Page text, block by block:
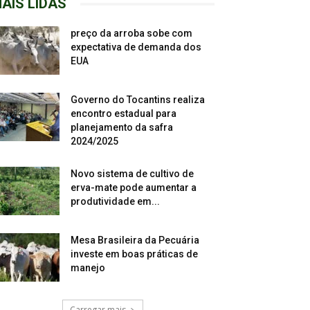
LIDAS
preço da arroba sobe com
expectativa de demanda dos
EUA
Governo do Tocantins realiza
encontro estadual para
planejamento da safra
2024/2025
Novo sistema de cultivo de
erva-mate pode aumentar a
produtividade em...
Mesa Brasileira da Pecuária
investe em boas práticas de
manejo